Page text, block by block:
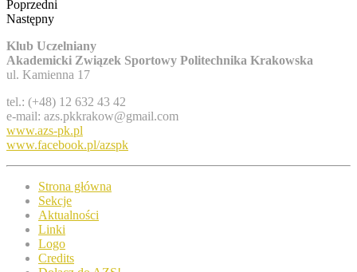
Poprzedni
Następny
Klub Uczelniany
Akademicki Związek Sportowy Politechnika Krakowska
ul. Kamienna 17
tel.: (+48) 12 632 43 42
e-mail: azs.pkkrakow@gmail.com
www.azs-pk.pl
www.facebook.pl/azspk
Strona główna
Sekcje
Aktualności
Linki
Logo
Credits